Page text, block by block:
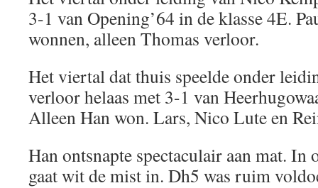
3-1 van Opening’64 in de klasse 4E.
wonnen, alleen Thomas verloor.
Het viertal dat thuis speelde onder
verloor helaas met 3-1 van
Alleen Han won. Lars, Nico Lute en
Han ontsnapte spectaculair aan mat. In
gaat wit de mist in. Dh5 was ruim